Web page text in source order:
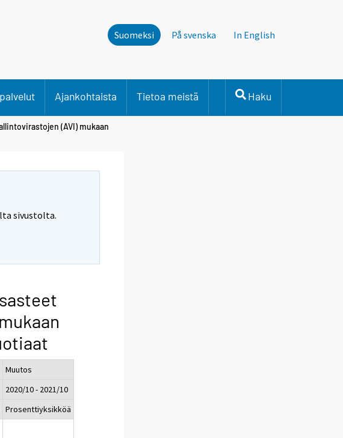
Suomeksi På svenska In English
Ajankohtaista Tietoa meistä Haku
(AVI) mukaan
sivustolta.
Muutos
2020/10 - 2021/10
Prosenttiyksikköä